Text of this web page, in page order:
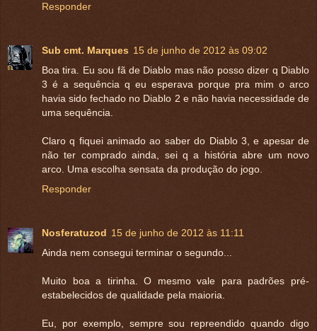
Responder
Sub cmt. Marques 15 de junho de 2012 às 09:02
Boa tira. Eu sou fã de Diablo mas não posso dizer q Diablo
3 é a sequência q eu esperava porque pra mim o arco
havia sido fechado no Diablo 2 e não havia necessidade de
uma sequência.
Claro q fiquei animado ao saber do Diablo 3, e apesar de
não ter comprado ainda, sei q a história abre um novo
arco. Uma escolha sensata da produção do jogo.
Responder
Nosferatuzod 15 de junho de 2012 às 11:11
Ainda nem consegui terminar o segundo...
Muito boa a tirinha. O mesmo vale para padrões pré-
estabelecidos de qualidade pela maioria.
Eu, por exemplo, sempre sou repreendido quando digo